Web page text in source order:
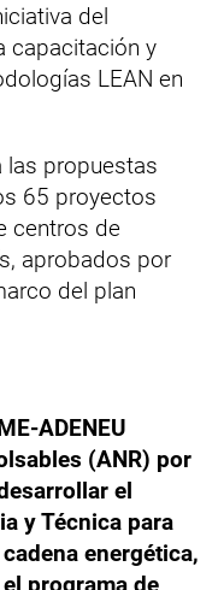
del
capacitación y
LEAN en
las propuestas
65 proyectos
centros de
aprobados por
del plan
ADENEU
(ANR) por
el
y Técnica para
energética,